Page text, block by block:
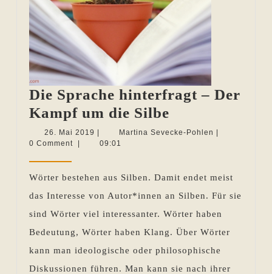
Die Sprache hinterfragt – Der
Kampf um die Silbe
Sprache
Der
Kampf
um
die
Silbe
26. Mai 2019 26.
Mai
Martina Sevecke-Pohlen Martina
0 Comment
09:01
Wörter bestehen aus Silben. Damit endet meist
das Interesse von Autor*innen an Silben. Für sie
sind Wörter viel interessanter. Wörter haben
Bedeutung, Wörter haben Klang. Über Wörter
kann man ideologische oder philosophische
Diskussionen führen. Man kann sie nach ihrer